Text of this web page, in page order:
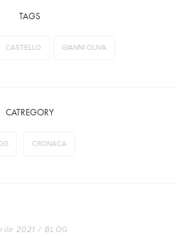
TAGS
CASTELLO GIANNI OLIVA
CATREGORY
CRONACA
2021 / BLOG